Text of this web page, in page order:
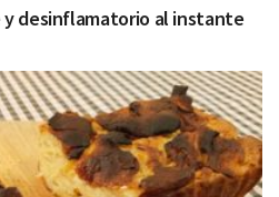
desinflamatorio al instante